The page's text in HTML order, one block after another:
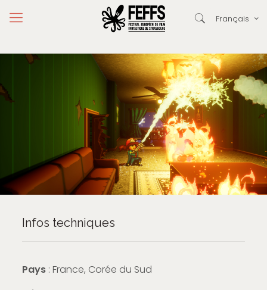
Français
Infos techniques
Pays : France, Corée du Sud